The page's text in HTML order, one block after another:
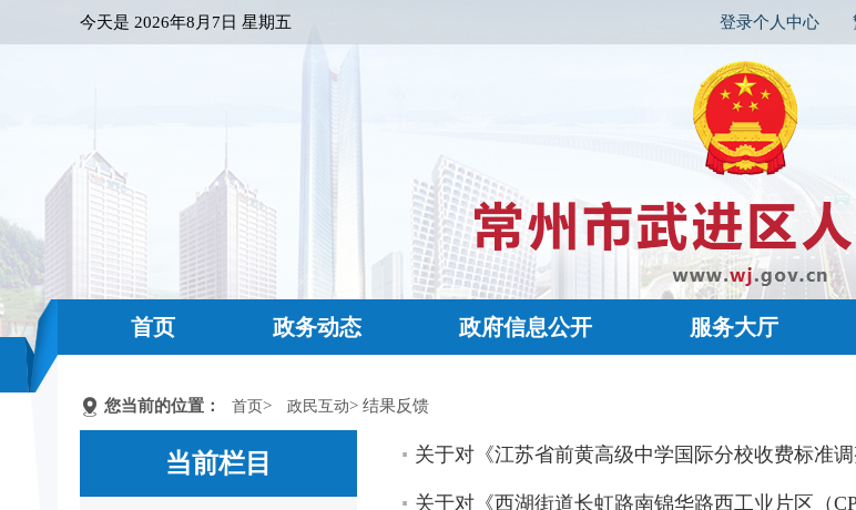
今天是 2026年8月7日 星期五 登录个人中心
首页 政务动态 政府信息公开 服务大厅
您当前的位置： 首页> 政民互动> 结果反馈
当前栏目 关于对《江苏省前黄高级中学国际分校收费标准
关于对《西湖街道长虹路南锦华路西工业片区（